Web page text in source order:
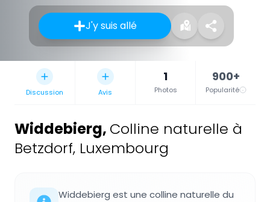
J'y suis allé
Discussion Avis
1
Photos
900+
Popularité
Widdebierg, Colline naturelle à
Betzdorf, Luxembourg
Widdebierg est une colline naturelle du